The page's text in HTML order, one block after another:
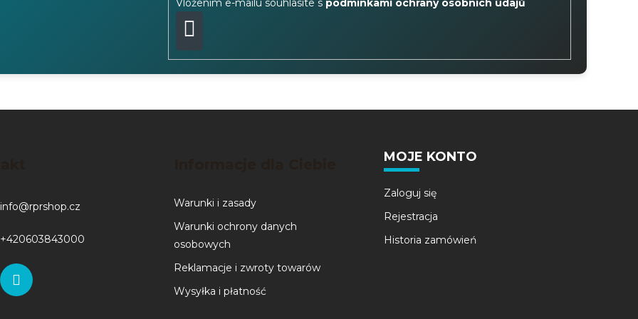
Vložením e-mailu souhlasíte s podmínkami ochrany osobních údajů
PŘIHLÁSIT
SE
info@rprshop.cz
+420603843000
Warunki i zasady
Warunki ochrony danych
osobowych
Reklamacje i zwroty towarów
Wysyłka i płatność
MOJE KONTO
Zaloguj się
Rejestracja
Historia zamówień